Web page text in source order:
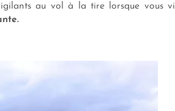
au vol à la tire lorsque vous